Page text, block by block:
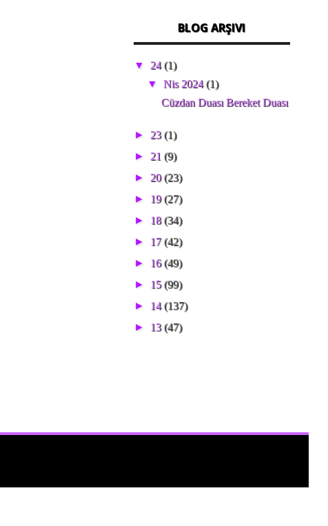
BLOG ARŞIVI
▼ 24(1)
▼ Nis 2024(1)
Cüzdan Duası Bereket Duası
► 23(1)
► 21 (9)
► 20(23)
► 19(27)
► 18(34)
► 17(42)
► 16(49)
► 15(99)
► 14(137)
► 13(47)